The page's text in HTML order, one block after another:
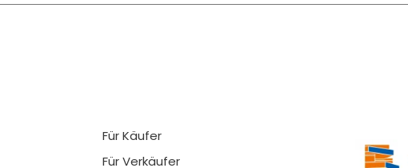
Für Käufer
Für Verkäufer